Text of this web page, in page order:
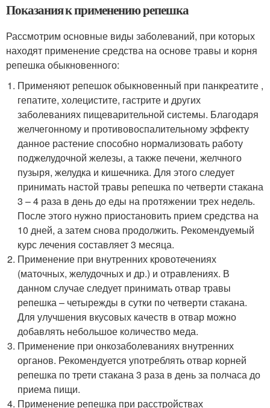
Показания к применению репешка
Рассмотрим основные виды заболеваний, при которых
находят применение средства на основе травы и корня
репешка обыкновенного:
Применяют репешок обыкновенный при панкреатите ,
гепатите, холецистите, гастрите и других
заболеваниях пищеварительной системы. Благодаря
желчегонному и противовоспалительному эффекту
данное растение способно нормализовать работу
поджелудочной железы, а также печени, желчного
пузыря, желудка и кишечника. Для этого следует
принимать настой травы репешка по четверти стакана
3 – 4 раза в день до еды на протяжении трех недель.
После этого нужно приостановить прием средства на
10 дней, а затем снова продолжить. Рекомендуемый
курс лечения составляет 3 месяца.
Применение при внутренних кровотечениях
(маточных, желудочных и др.) и отравлениях. В
данном случае следует принимать отвар травы
репешка – четырежды в сутки по четверти стакана.
Для улучшения вкусовых качеств в отвар можно
добавлять небольшое количество меда.
Применение при онкозаболеваниях внутренних
органов. Рекомендуется употреблять отвар корней
репешка по трети стакана 3 раза в день за полчаса до
приема пищи.
Применение репешка при расстройствах